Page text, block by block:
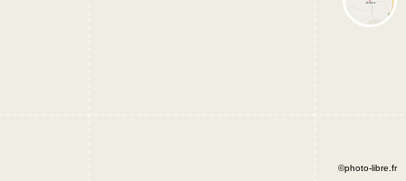
©photo-libre.fr